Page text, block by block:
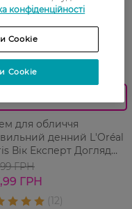
- 23 08
для обличчя
денний L'Oréal
Вік Експерт Догляд
ГРН
ГРН
конфіденційності
Cookie
Cookie